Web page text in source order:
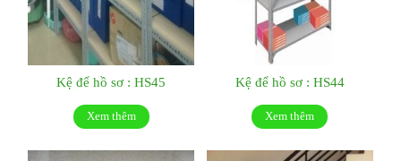
Kệ để hồ sơ : HS45
Xem thêm
Kệ để hồ sơ : HS44
Xem thêm